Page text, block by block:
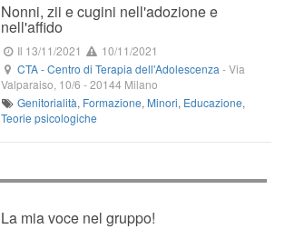
Nonni, zii e cugini nell'adozione e
nell'affido
Il 13/11/2021
10/11/2021
CTA - Centro di Terapia dell'Adolescenza -Via
Valparaiso, 10/6 -20144 Milano
Genitorialità, Formazione, Minori, Educazione,
Teorie psicologiche
La mia voce nel gruppo!